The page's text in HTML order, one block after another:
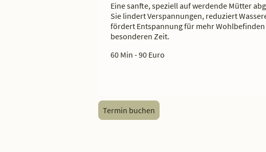
Eine sanfte, speziell auf werdende Mütter
Sie lindert Verspannungen, reduziert
fördert Entspannung für mehr
besonderen Zeit.
60 Min - 90 Euro
Termin buchen